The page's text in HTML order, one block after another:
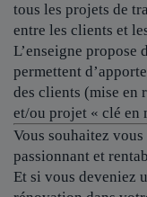
tous les projets de
entre les clients et
L’enseigne
permettent
des clients (mise en
et/ou projet « clé en
Vous souhaitez
passionnant et
Et si vous deveniez